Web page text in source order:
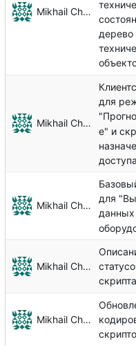
Mikhail Chechnev
дерево
Mikhail Chechnev
для
е" и
доступа
Mikhail Chechnev
для
данных
Mikhail Chechnev
Mikhail Chechnev